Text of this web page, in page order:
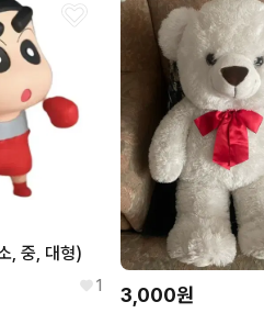
, 중, 대형)
1 3,000원